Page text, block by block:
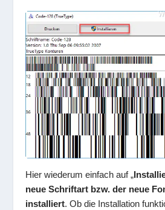
Hier wiederum einfach auf „
neue Schriftart bzw. der neue
installiert. Ob die Installation